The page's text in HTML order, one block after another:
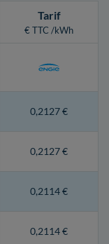
Tarif
€ TTC /kWh
0,2127 €
0,2127 €
0,2114 €
0,2114 €